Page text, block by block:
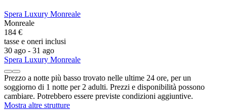
Spera Luxury Monreale
Monreale
184 €
tasse e oneri inclusi
30 ago - 31 ago
Spera Luxury Monreale
Prezzo a notte più basso trovato nelle ultime 24 ore, per un
soggiorno di 1 notte per 2 adulti. Prezzi e disponibilità possono
cambiare. Potrebbero essere previste condizioni aggiuntive.
Mostra altre strutture